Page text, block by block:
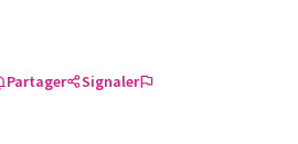
Partager Signaler